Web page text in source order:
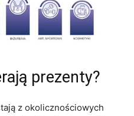
prezenty?
z okolicznościowych